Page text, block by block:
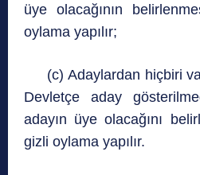
üye olacağının
oylama yapılır;
(c) Adaylardan hiçbiri
Devletçe aday
adayın üye olacağını
gizli oylama yapılır.